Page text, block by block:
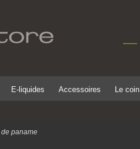
E-liquides Accessoires Le
paname